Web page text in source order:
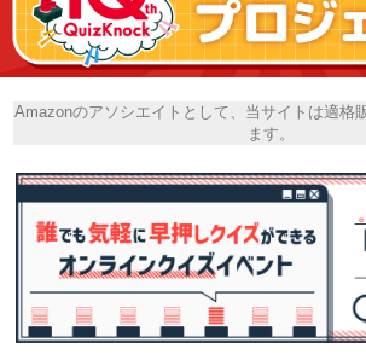
Amazonのアソシエイトとして、当サイトは適格
ます。